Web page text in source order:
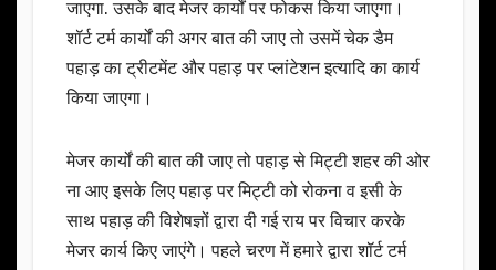
जाएगा. उसके बाद मेजर कार्यों पर फोकस किया जाएगा।
शॉर्ट टर्म कार्यों की अगर बात की जाए तो उसमें चेक डैम
पहाड़ का ट्रीटमेंट और पहाड़ पर प्लांटेशन इत्यादि का कार्य
किया जाएगा।
मेजर कार्यों की बात की जाए तो पहाड़ से मिट्टी शहर की ओर
ना आए इसके लिए पहाड़ पर मिट्टी को रोकना व इसी के
साथ पहाड़ की विशेषज्ञों द्वारा दी गई राय पर विचार करके
मेजर कार्य किए जाएंगे। पहले चरण में हमारे द्वारा शॉर्ट टर्म